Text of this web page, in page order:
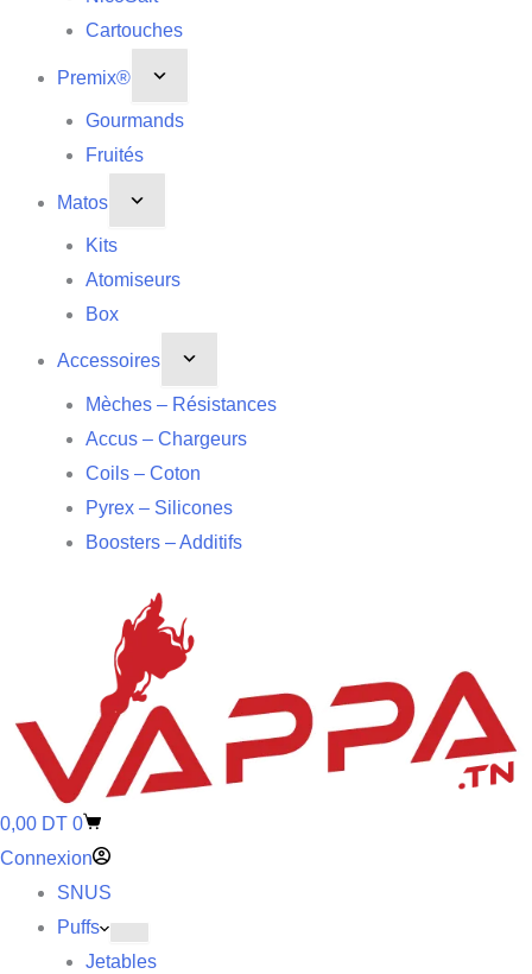
Cartouches
Premix®
Gourmands
Fruités
Matos
Kits
Atomiseurs
Box
Accessoires
Mèches – Résistances
Accus – Chargeurs
Coils – Coton
Pyrex – Silicones
Boosters – Additifs
0,00 DT 0
Connexion
SNUS
Puffs
Jetables